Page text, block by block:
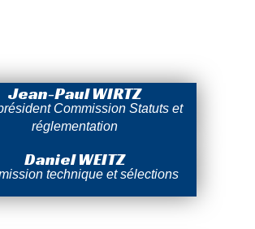
Jean-Paul WIRTZ
Commission Statuts et
réglementation
Daniel WEITZ
technique et sélections